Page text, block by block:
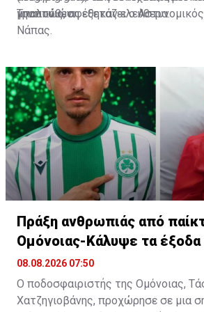
μπαλονιών.
γραπτώς, αφέθηκαν ελεύθερα.
Την υπόθεση εξετάζει ο
Νάπας.
Πράξη ανθρωπιάς από
Ομόνοιας-Κάλυψε τα έξοδα
παιδιού
08.08.2026 07:50
Ο ποδοσφαιριστής της Ομόνοιας,
Χατζηγιοβάνης, προχώρησε σε μια